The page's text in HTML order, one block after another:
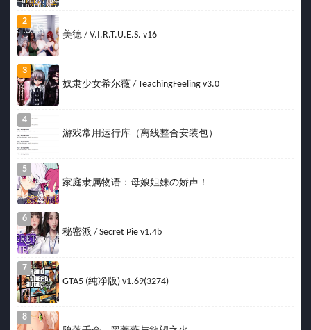
2
美德 / V.I.R.T.U.E.S. v16
3
奴隶少女希尔薇 / TeachingFeeling v3.0
4
游戏常用运行库（离线整合安装包）
5
家庭隶属物语：母娘姐妹の娇声！
6
秘密派 / Secret Pie v1.4b
7
GTA5 (纯净版) v1.69(3274)
8